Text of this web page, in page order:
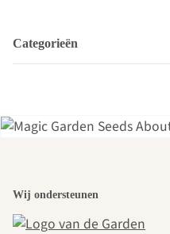
Categorieën
Wij ondersteunen